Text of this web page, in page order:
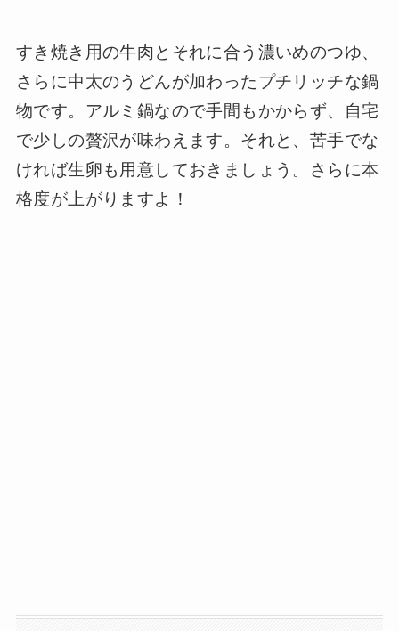
すき焼き用の牛肉とそれに合う濃いめのつゆ、
さらに中太のうどんが加わったプチリッチな鍋
物です。アルミ鍋なので手間もかからず、自宅
で少しの贅沢が味わえます。それと、苦手でな
ければ生卵も用意しておきましょう。さらに本
格度が上がりますよ！